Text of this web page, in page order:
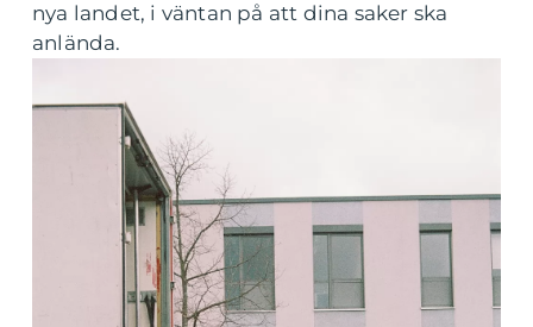
nya landet, i väntan på att dina saker ska
anlända.